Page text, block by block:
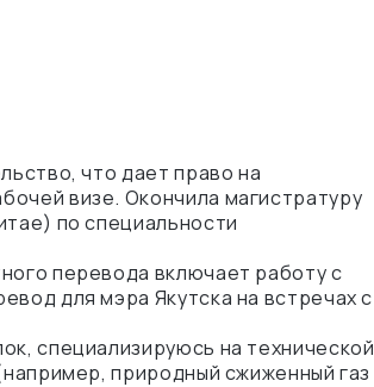
что дает право на
визе. Окончила магистратуру
по специальности
перевода включает работу с
для мэра Якутска на встречах с
специализируюсь на технической
природный сжиженный газ